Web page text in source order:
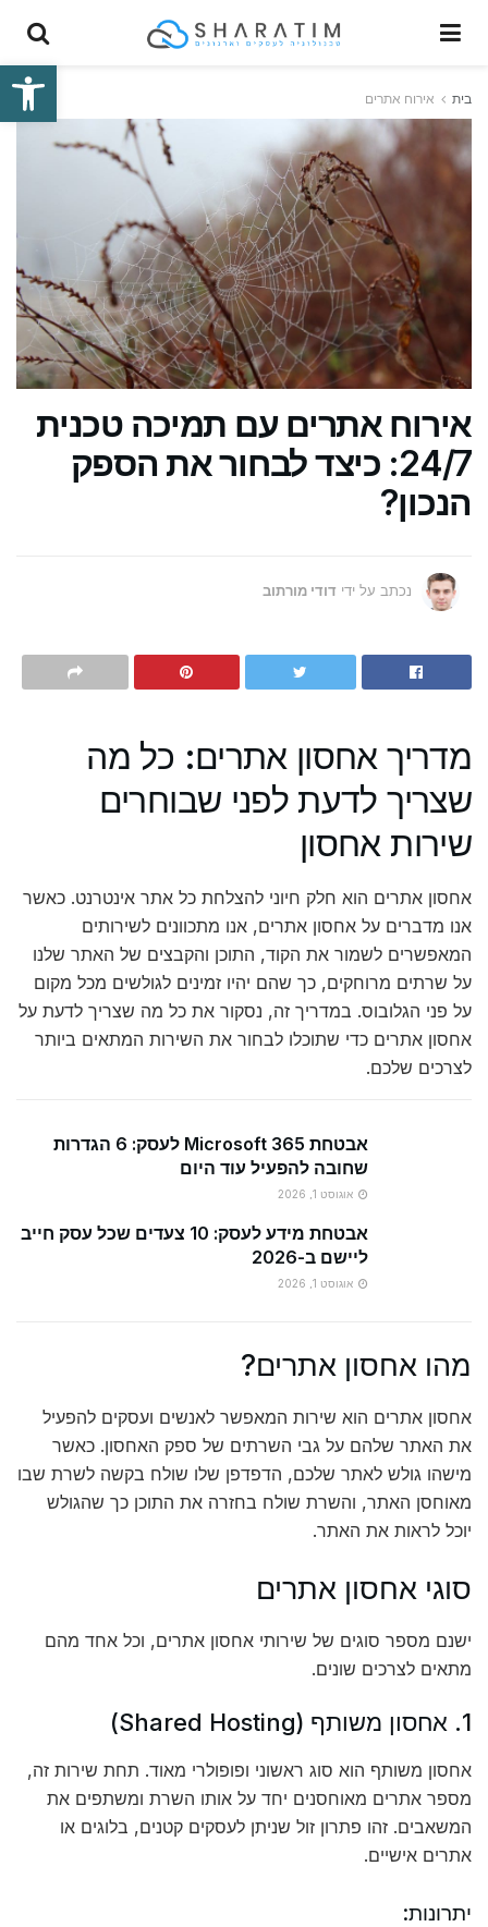
פתח
בית אירוח אתרים
אירוח אתרים עם תמיכה טכנית
24/7: כיצד לבחור את הספק
הנכון?
נכתב על ידי דודי מורתוב
מדריך אחסון אתרים: כל מה
שצריך לדעת לפני שבוחרים
שירות אחסון
אחסון אתרים הוא חלק חיוני להצלחת כל אתר אינטרנט. כאשר
אנו מדברים על אחסון אתרים, אנו מתכוונים לשירותים
המאפשרים לשמור את הקוד, התוכן והקבצים של האתר שלנו
על שרתים מרוחקים, כך שהם יהיו זמינים לגולשים מכל מקום
על פני הגלובוס. במדריך זה, נסקור את כל מה שצריך לדעת על
אחסון אתרים כדי שתוכלו לבחור את השירות המתאים ביותר
לצרכים שלכם.
אבטחת Microsoft 365 לעסק: 6 הגדרות
שחובה להפעיל עוד היום
אוגוסט 1, 2026
אבטחת מידע לעסק: 10 צעדים שכל עסק חייב
ליישם ב-2026
אוגוסט 1, 2026
מהו אחסון אתרים?
אחסון אתרים הוא שירות המאפשר לאנשים ועסקים להפעיל
את האתר שלהם על גבי השרתים של ספק האחסון. כאשר
מישהו גולש לאתר שלכם, הדפדפן שלו שולח בקשה לשרת שבו
מאוחסן האתר, והשרת שולח בחזרה את התוכן כך שהגולש
יוכל לראות את האתר.
סוגי אחסון אתרים
ישנם מספר סוגים של שירותי אחסון אתרים, וכל אחד מהם
מתאים לצרכים שונים.
1. אחסון משותף (Shared Hosting)
אחסון משותף הוא סוג ראשוני ופופולרי מאוד. תחת שירות זה,
מספר אתרים מאוחסנים יחד על אותו השרת ומשתפים את
המשאבים. זהו פתרון זול שניתן לעסקים קטנים, בלוגים או
אתרים אישיים.
יתרונות: